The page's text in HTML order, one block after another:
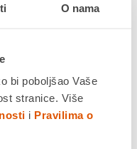
O nama
bi poboljšao Vaše
stranice. Više
i Pravilima o
and Bluey (11221),
girls and boys ages 4
pretend play possibilities